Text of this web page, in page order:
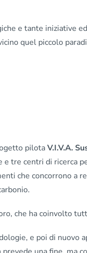
e tante iniziative
quel piccolo
pilotaV.I.V.A.
e tre centri di ricerca
che concorrono a
che ha coinvolto
e poi di nuovo